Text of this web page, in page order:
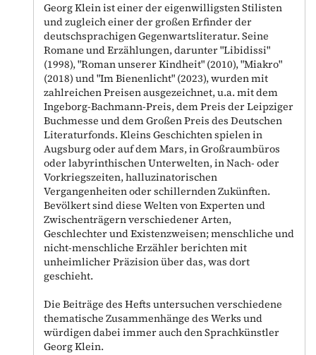
Georg Klein ist einer der eigenwilligsten Stilisten
und zugleich einer der großen Erfinder der
deutschsprachigen Gegenwartsliteratur. Seine
Romane und Erzählungen, darunter "Libidissi"
(1998), "Roman unserer Kindheit" (2010), "Miakro"
(2018) und "Im Bienenlicht" (2023), wurden mit
zahlreichen Preisen ausgezeichnet, u.a. mit dem
Ingeborg-Bachmann-Preis, dem Preis der Leipziger
Buchmesse und dem Großen Preis des Deutschen
Literaturfonds. Kleins Geschichten spielen in
Augsburg oder auf dem Mars, in Großraumbüros
oder labyrinthischen Unterwelten, in Nach- oder
Vorkriegszeiten, halluzinatorischen
Vergangenheiten oder schillernden Zukünften.
Bevölkert sind diese Welten von Experten und
Zwischenträgern verschiedener Arten,
Geschlechter und Existenzweisen; menschliche und
nicht-menschliche Erzähler berichten mit
unheimlicher Präzision über das, was dort
geschieht.
Die Beiträge des Hefts untersuchen verschiedene
thematische Zusammenhänge des Werks und
würdigen dabei immer auch den Sprachkünstler
Georg Klein.